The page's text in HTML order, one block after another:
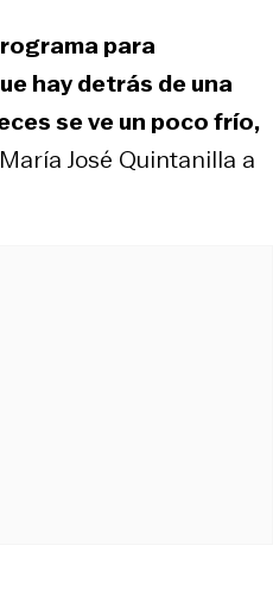
para
hay detrás de una
se ve un poco frío,
José Quintanilla a